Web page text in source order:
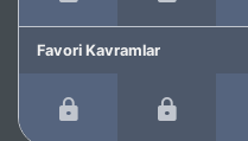
Favori Kavramlar